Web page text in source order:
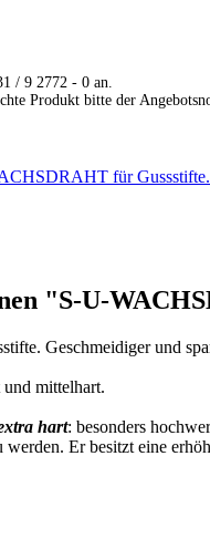
/ 9 2772 - 0 an.
Produkt bitte der
für Gussstifte.
"S-U-
Geschmeidiger und
mittelhart.
hart: besonders
Er besitzt eine